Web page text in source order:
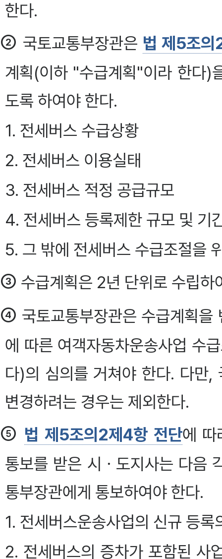
한다.
② 국토교통부장관은 법 제5조의
계획(이하 "수급계획"이라 한다)
도록 하여야 한다.
1. 전세버스 수급상황
2. 전세버스 이용실태
3. 전세버스 적정 공급규모
4. 전세버스 등록제한 규모 및 기
5. 그 밖에 전세버스 수급조절을
③ 수급계획은 2년 단위로 수립하
④ 국토교통부장관은 수급계획
에 따른 여객자동차운송사업 수
다)의 심의를 거쳐야 한다. 다만,
변경하려는 경우는 제외한다.
⑤ 법 제5조의2제4항 전단에 따
통보를 받은 시ㆍ도지사는 다음
통부장관에게 통보하여야 한다.
1. 전세버스운송사업의 신규 등록
2. 전세버스의 증차가 포함된